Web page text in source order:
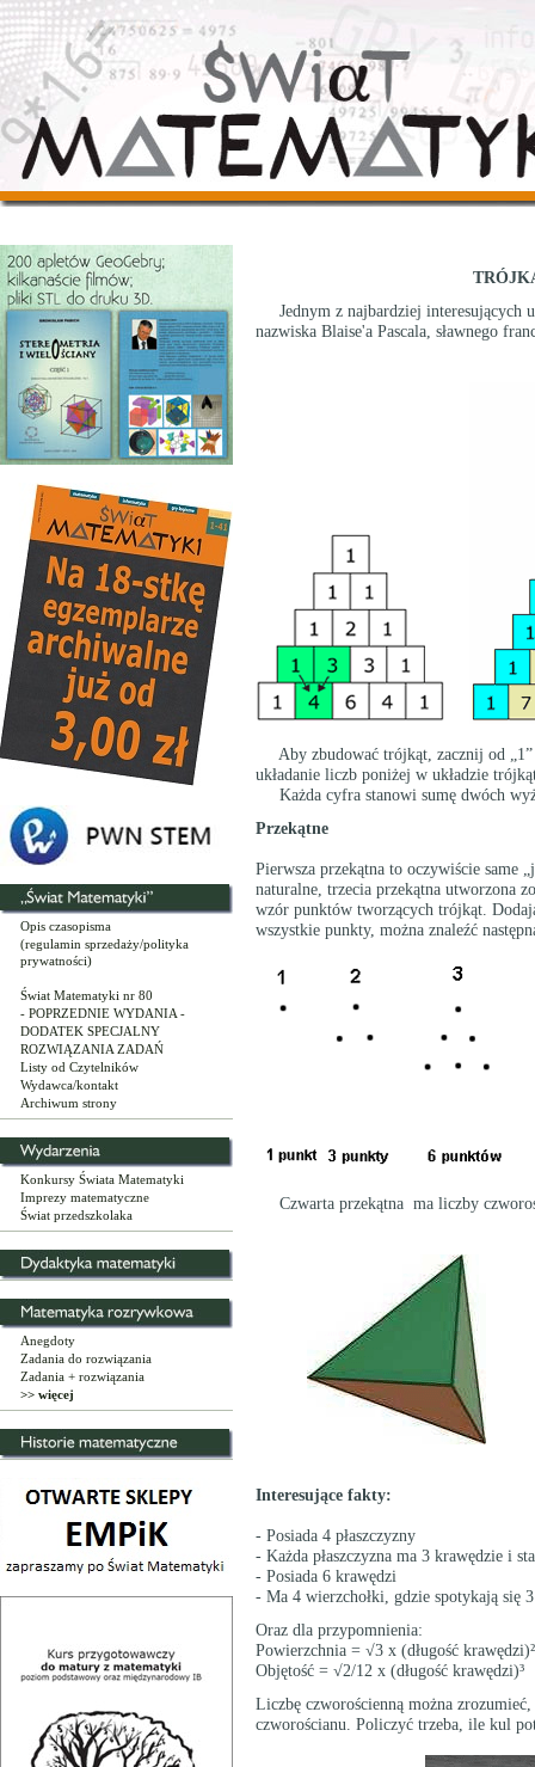
Opis czasopisma
(regulamin sprzedaży/polityka
prywatności)
Świat Matematyki nr 80
- POPRZEDNIE WYDANIA -
DODATEK SPECJALNY
ROZWIĄZANIA ZADAŃ
Listy od Czytelników
Wydawca/kontakt
Archiwum strony
Konkursy Świata Matematyki
Imprezy matematyczne
Świat przedszkolaka
Anegdoty
Zadania do rozwiązania
Zadania + rozwiązania
>> więcej
Jednym z najbardziej interesujących
nazwiska Blaise'a Pascala, sławnego
Aby zbudować trójkąt, zacznij od „1”
układanie liczb poniżej w układzie
Każda cyfra stanowi sumę dwóch
Przekątne
Pierwsza przekątna to oczywiście same
naturalne, trzecia przekątna utworzona
wzór punktów tworzących trójkąt.
wszystkie punkty, można znaleźć
Czwarta przekątna ma liczby
Interesujące fakty:
- Posiada 4 płaszczyzny
- Każda płaszczyzna ma 3 krawędzie i
- Posiada 6 krawędzi
- Ma 4 wierzchołki, gdzie spotykają się
Oraz dla przypomnienia:
Powierzchnia = √3 x (długość krawędzi)²
Objętość = √2/12 x (długość krawędzi)³
Liczbę czworościenną można
czworościanu. Policzyć trzeba, ile kul